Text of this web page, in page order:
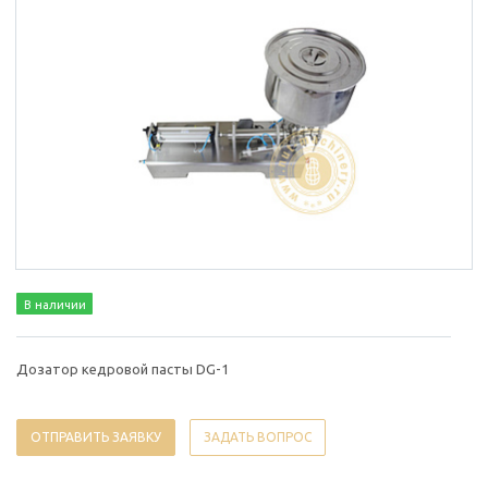
В наличии
Дозатор кедровой пасты DG-1
ОТПРАВИТЬ ЗАЯВКУ ЗАДАТЬ ВОПРОС